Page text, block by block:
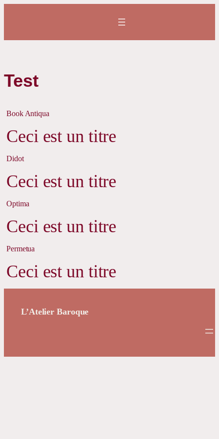
Test
Book Antiqua
Ceci est un titre
Didot
Ceci est un titre
Optima
Ceci est un titre
Permetua
Ceci est un titre
L’Atelier Baroque